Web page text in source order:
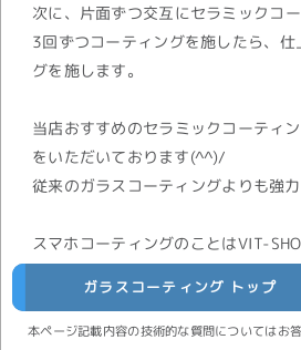
次に、片面ずつ交互にセラミックコ
3回ずつコーティングを施したら、
グを施します。
当店おすすめのセラミックコーティ
をいただいております(^^)/
従来のガラスコーティングよりも強
スマホコーティングのことはVIT-
ガラスコーティング トップ
本ページ記載内容の技術的な質問についてはお